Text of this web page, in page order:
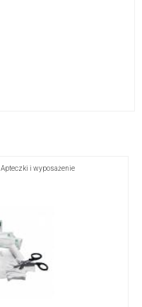
Apteczki i wyposażenie